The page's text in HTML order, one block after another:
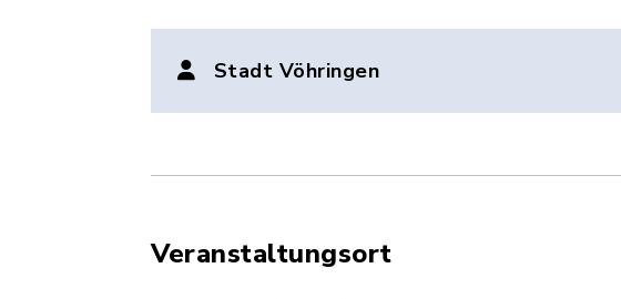
Stadt Vöhringen
Veranstaltungsort